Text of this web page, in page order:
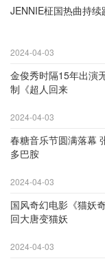
JENNIE柾国热曲持
2024-04-03
金俊秀时隔15年出演
制《超人回来
2024-04-03
春糖音乐节圆满落幕
多巴胺
2024-04-03
国风奇幻电影《猫妖
回大唐变猫妖
2024-04-03